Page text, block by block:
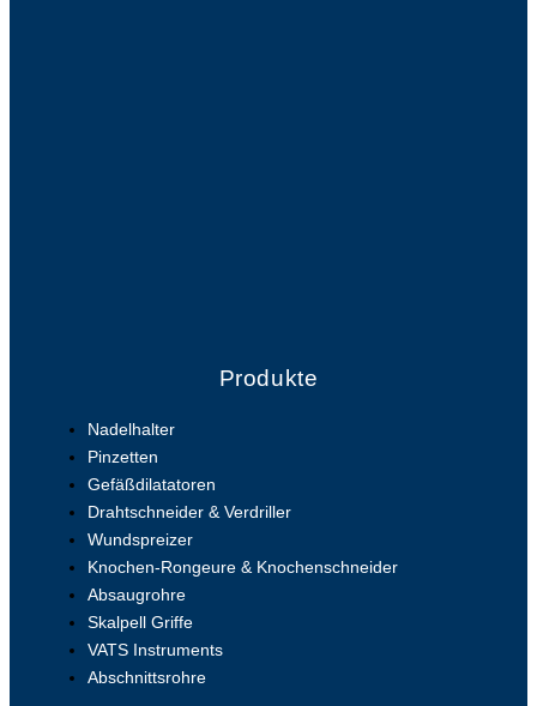
Produkte
Nadelhalter
Pinzetten
Gefäßdilatatoren
Drahtschneider & Verdriller
Wundspreizer
Knochen-Rongeure & Knochenschneider
Absaugrohre
Skalpell Griffe
VATS Instruments
Abschnittsrohre